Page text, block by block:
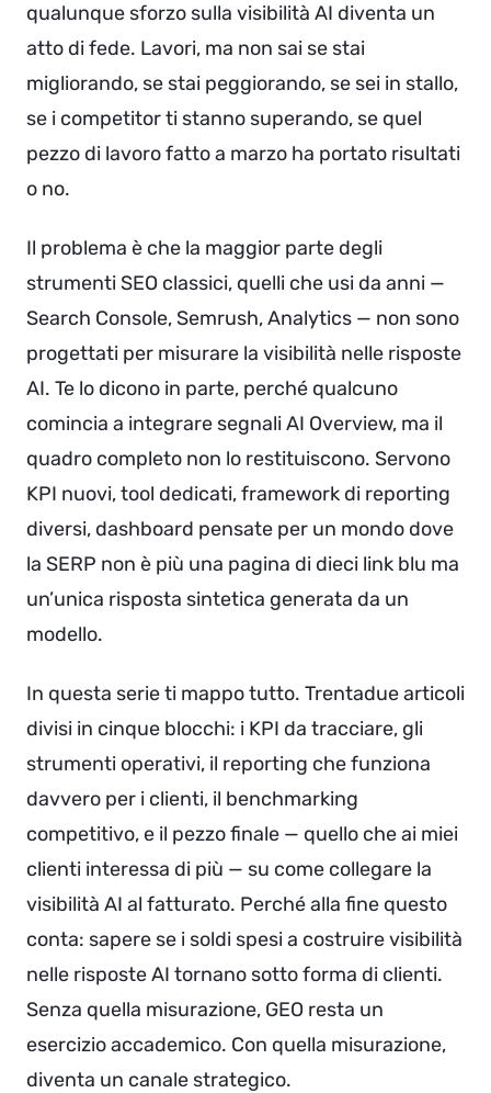
qualunque sforzo sulla visibilità AI diventa un
atto di fede. Lavori, ma non sai se stai
migliorando, se stai peggiorando, se sei in stallo,
se i competitor ti stanno superando, se quel
pezzo di lavoro fatto a marzo ha portato risultati
o no.
Il problema è che la maggior parte degli
strumenti SEO classici, quelli che usi da anni —
Search Console, Semrush, Analytics — non sono
progettati per misurare la visibilità nelle risposte
AI. Te lo dicono in parte, perché qualcuno
comincia a integrare segnali AI Overview, ma il
quadro completo non lo restituiscono. Servono
KPI nuovi, tool dedicati, framework di reporting
diversi, dashboard pensate per un mondo dove
la SERP non è più una pagina di dieci link blu ma
un’unica risposta sintetica generata da un
modello.
In questa serie ti mappo tutto. Trentadue articoli
divisi in cinque blocchi: i KPI da tracciare, gli
strumenti operativi, il reporting che funziona
davvero per i clienti, il benchmarking
competitivo, e il pezzo finale — quello che ai miei
clienti interessa di più — su come collegare la
visibilità AI al fatturato. Perché alla fine questo
conta: sapere se i soldi spesi a costruire visibilità
nelle risposte AI tornano sotto forma di clienti.
Senza quella misurazione, GEO resta un
esercizio accademico. Con quella misurazione,
diventa un canale strategico.